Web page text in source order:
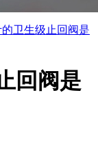
卫生级止回阀是
回阀是